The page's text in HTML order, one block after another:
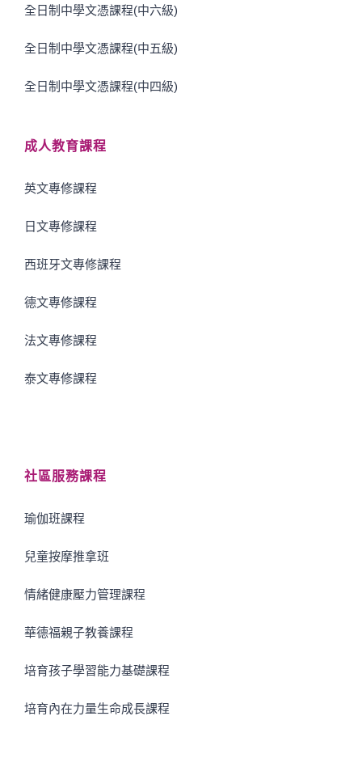
全日制中學文憑課程(中六級)
全日制中學文憑課程(中五級)
全日制中學文憑課程(中四級)
成人教育課程
英文專修課程
日文專修課程
西班牙文專修課程
德文專修課程
法文專修課程
泰文專修課程
社區服務課程
瑜伽班課程
兒童按摩推拿班
情緒健康壓力管理課程
華德福親子教養課程
培育孩子學習能力基礎課程
培育內在力量生命成長課程